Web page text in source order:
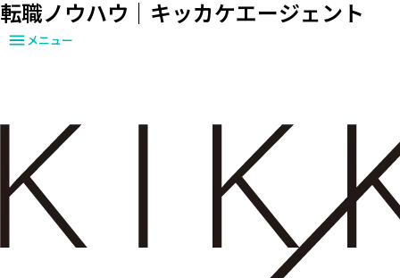
転職ノウハウ｜キッカケエージェント
メニュー